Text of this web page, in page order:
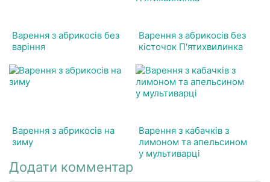
Варення з абрикосів без
варіння
Варення з абрикосів без
кісточок П'ятихвилинка
Варення з абрикосів на
зиму
Варення з кабачків з
лимоном та апельсином
у мультиварці
Додати комментар